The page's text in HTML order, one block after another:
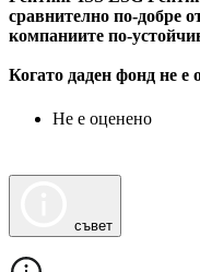
сравнително по-добре
компаниите по-
Когато даден фонд не е
Не е оценено
съвет